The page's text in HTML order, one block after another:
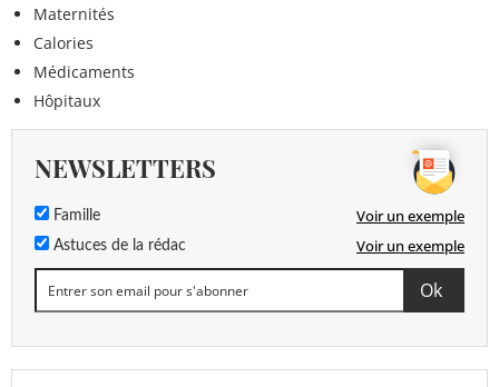
Maternités
Calories
Médicaments
Hôpitaux
NEWSLETTERS
Famille Voir un exemple
Astuces de la rédac Voir un exemple